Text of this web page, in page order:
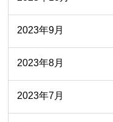
2023年9月
2023年8月
2023年7月